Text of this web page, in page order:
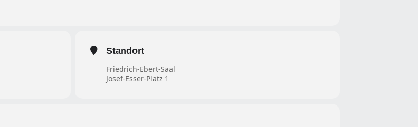
Standort
Friedrich-Ebert-Saal
Josef-Esser-Platz 1